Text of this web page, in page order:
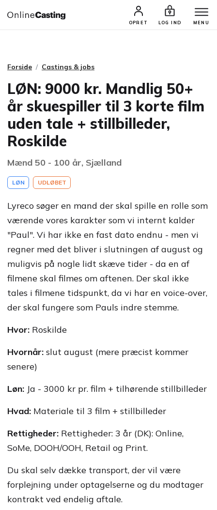
OPRET LOG IND MENU
CASTINGS & JOBS SØG PROFIL
Forside Castings & jobs
LØN: 9000 kr. Mandlig 50+
år skuespiller til 3 korte film
uden tale + stillbilleder,
Roskilde
Mænd 50 - 100 år, Sjælland
LØN UDLØBET
Lyreco søger en mand der skal spille en rolle som
værende vores karakter som vi internt kalder
"Paul". Vi har ikke en fast dato endnu - men vi
regner med det bliver i slutningen af august og
muligvis på nogle lidt skæve tider - da en af
filmene skal filmes om aftenen. Der skal ikke
tales i filmene tidspunkt, da vi har en voice-over,
der skal fungere som Pauls indre stemme.
Hvor: Roskilde
Hvornår: slut august (mere præcist kommer
senere)
Løn: Ja - 3000 kr pr. film + tilhørende stillbilleder
Hvad: Materiale til 3 film + stillbilleder
Rettigheder: Rettigheder: 3 år (DK): Online,
SoMe, DOOH/OOH, Retail og Print.
Du skal selv dække transport, der vil være
forplejning under optagelserne og du modtager
kontrakt ved endelig aftale.